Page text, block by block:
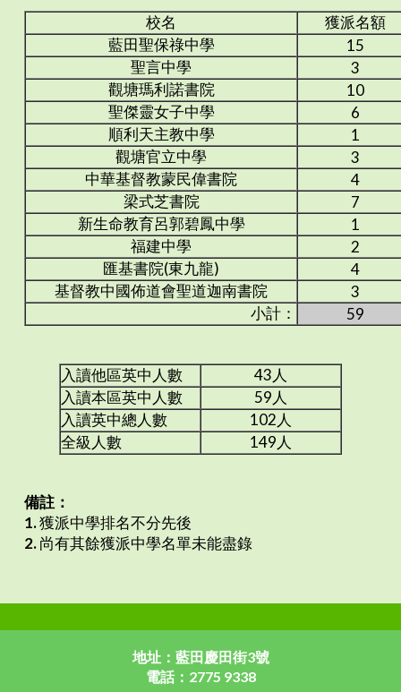
校名
獲派名額
藍田聖保祿中學
15
聖言中學
3
觀塘瑪利諾書院
10
聖傑靈女子中學
6
順利天主教中學
1
觀塘官立中學
3
中華基督教蒙民偉書院
4
梁式芝書院
7
新生命教育呂郭碧鳳中學
1
福建中學
2
匯基書院(東九龍)
4
基督教中國佈道會聖道迦南書院
3
小計：
59
入讀他區英中人數
43人
入讀本區英中人數
59人
入讀英中總人數
102人
全級人數
149人
備註：
1.獲派中學排名不分先後
2.尚有其餘獲派中學名單未能盡錄
地址：藍田慶田街3號
電話：2775 9338